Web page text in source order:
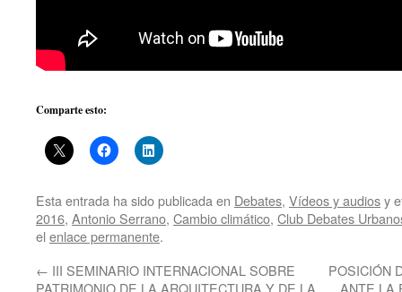
Comparte esto:
Esta entrada ha sido publicada en Debates, Vídeos y audiosy
2016, Antonio Serrano, Cambio climático, Club Debates
el enlace permanente.
← III SEMINARIO INTERNACIONAL SOBRE
PATRIMONIO DE LA ARQUITECTURA Y DE LA
POSICIÓN
ANTE LA